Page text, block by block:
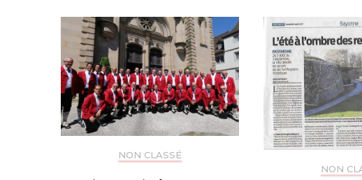
NON CLASSÉ
NON